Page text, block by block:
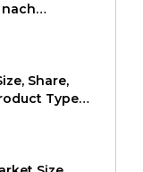
Share,
Type
By